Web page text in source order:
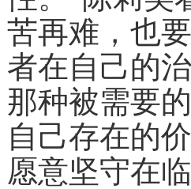
苦再难，也
者在自己的
那种被需要
自己存在的
愿意坚守在